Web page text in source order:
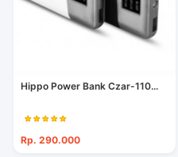
Hippo Power Bank Czar-110...
Rp. 290.000